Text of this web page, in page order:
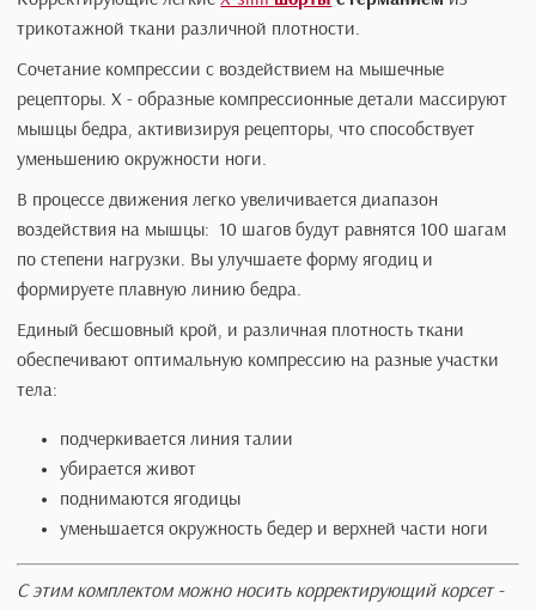
кожи материалом, мягким как замша, надежная в
расстегивание;
чашечка 3/4 в нижней части дублирована плотной
тканью и имеет специальный кармашек для push-
Корректирующие легкиеX-slim шортыс германием
трикотажной ткани различной плотности.
Сочетание компрессии с воздействием на мышечные
рецепторы. X - образные компрессионные детали
мышцы бедра, активизируя рецепторы, что способствует
уменьшению окружности ноги.
В процессе движения легко увеличивается диапазон
воздействия на мышцы: 10 шагов будут равнятся 100
по степени нагрузки. Вы улучшаете форму ягодиц и